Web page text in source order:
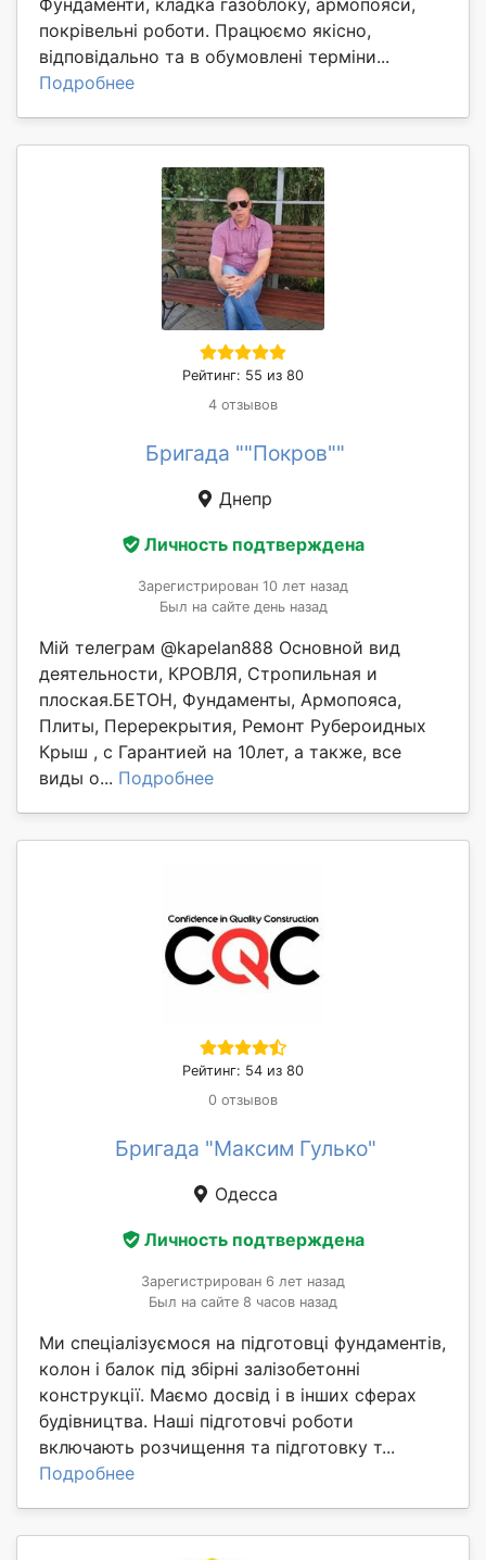
Фундаменти, кладка газоблоку, армопояси,
покрівельні роботи. Працюємо якісно,
відповідально та в обумовлені терміни...
Подробнее
Рейтинг: 55 из 80
4 отзывов
Бригада ""Покров""
Днепр
Личность подтверждена
Зарегистрирован 10 лет назад
Был на сайте день назад
Мій телеграм @kapelan888 Основной вид
деятельности, КРОВЛЯ, Стропильная и
плоская.БЕТОН, Фундаменты, Армопояса,
Плиты, Перерекрытия, Ремонт Рубероидных
Крыш , с Гарантией на 10лет, а также, все
виды о... Подробнее
Рейтинг: 54 из 80
0 отзывов
Бригада "Максим Гулько"
Одесса
Личность подтверждена
Зарегистрирован 6 лет назад
Был на сайте 8 часов назад
Ми спеціалізуємося на підготовці фундаментів,
колон і балок під збірні залізобетонні
конструкції. Маємо досвід і в інших сферах
будівництва. Наші підготовчі роботи
включають розчищення та підготовку т...
Подробнее